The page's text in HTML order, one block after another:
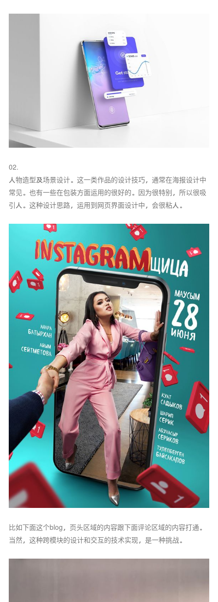
02.
人物造型及场景设计。这一类作品的设计技巧，通常在海报设计中
常见。也有一些在包装方面运用的很好的。因为很特别，所以很吸
引人。这种设计思路，运用到网页界面设计中，会很粘人。
比如下面这个blog，页头区域的内容跟下面评论区域的内容打通。
当然，这种跨模块的设计和交互的技术实现，是一种挑战。